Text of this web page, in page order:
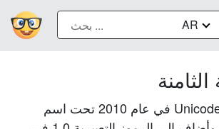
AR
وافق Unicode 6.0 في عام 2010 تحت اسم